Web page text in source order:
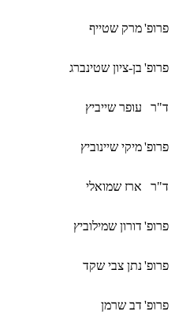
פרופ'מרק שטייף
פרופ' בן-ציון שטינברג
ד"ר עופר שייביץ
פרופ'מיקי שיינוביץ
ד"ר ארז שמואלי
פרופ' דורון שמילוביץ
פרופ'נתן צבי שקד
פרופ' דב שרמן